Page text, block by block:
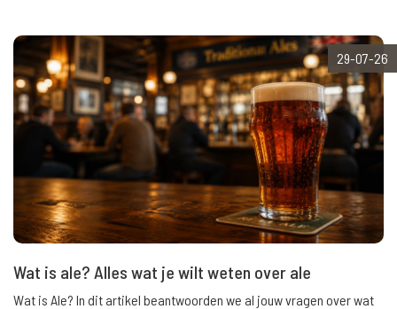
29-07-26
Wat is ale? Alles wat je wilt weten over ale
Wat is Ale? In dit artikel beantwoorden we al jouw vragen over wat